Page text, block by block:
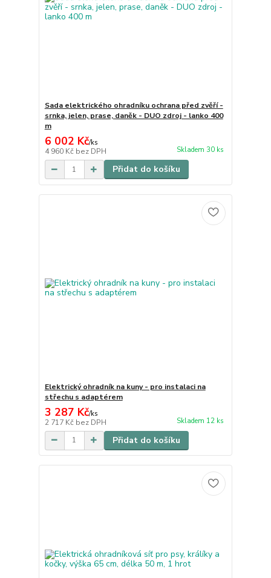
Sada elektrického ohradníku ochrana před zvěří -
srnka, jelen, prase, daněk - DUO zdroj - lanko 400
m
6 002 Kč/ks
4 960 Kč bez DPH Skladem 30 ks
Přidat do košíku
Elektrický ohradník na kuny - pro instalaci na
střechu s adaptérem
3 287 Kč/ks
2 717 Kč bez DPH Skladem 12 ks
Přidat do košíku